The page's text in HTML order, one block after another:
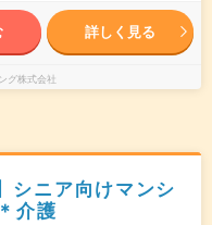
詳しく見る
グ株式会社
シニア向けマンシ
介護